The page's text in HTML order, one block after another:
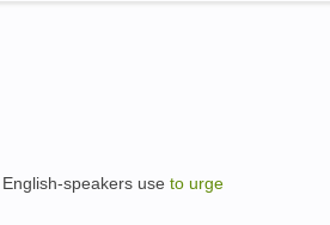
speakers use to urge